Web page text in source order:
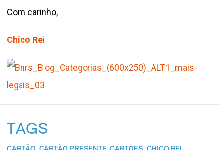
Com carinho,
Chico Rei
TAGS